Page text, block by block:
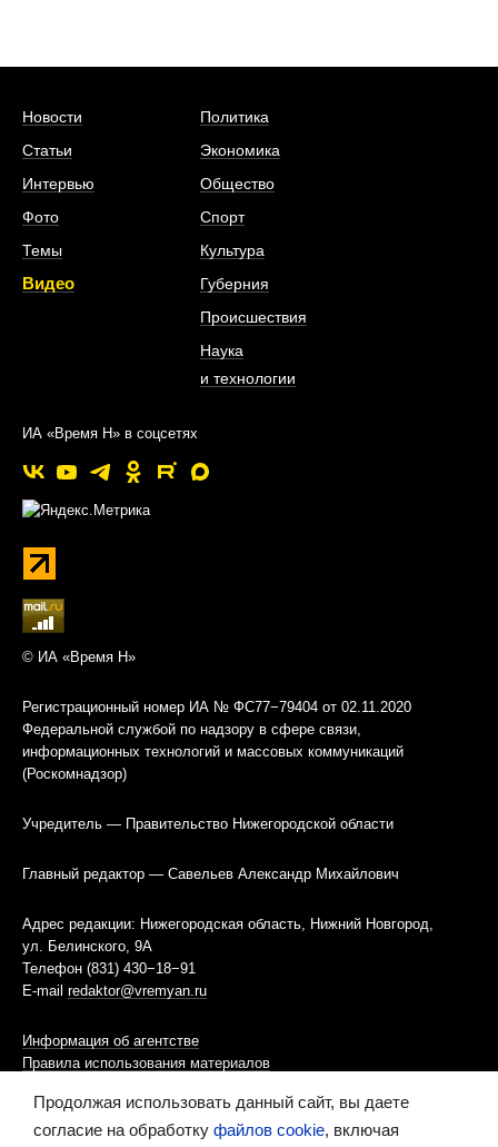
Новости
Статьи
Интервью
Фото
Темы
Видео
Политика
Экономика
Общество
Спорт
Культура
Губерния
Происшествия
Наука
и технологии
ИА «Время Н» в соцсетях
© ИА «Время Н»
Регистрационный номер ИА № ФС77−79404 от 02.11.2020
Федеральной службой по надзору в сфере связи,
информационных технологий и массовых коммуникаций
(Роскомнадзор)
Учредитель — Правительство Нижегородской области
Главный редактор — Савельев Александр Михайлович
Адрес редакции: Нижегородская область, Нижний Новгород,
ул. Белинского, 9А
Телефон (831) 430−18−91
E-mail redaktor@vremyan.ru
Информация об агентстве
Правила использования материалов
Информационная политика использования «cookies»-файлов
Продолжая использовать данный сайт, вы даете
согласие на обработку файлов cookie, включая